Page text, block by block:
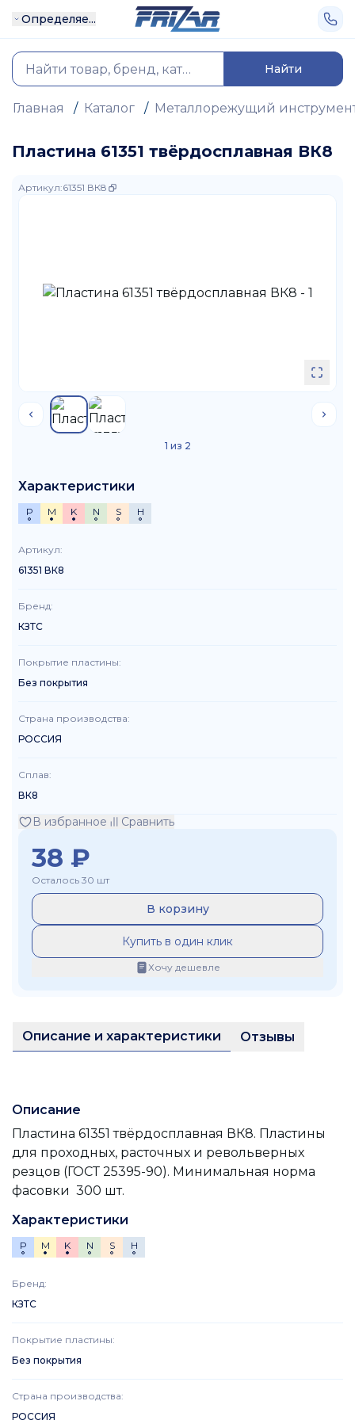
Определяе...
Найти
Главная / Каталог / Металлорежущий
Пластина 61351 твёрдосплавная ВК8
Артикул:61351 ВК8
1 из 2
Характеристики
P M K N S H
Артикул:
61351 ВК8
Бренд:
КЗТС
Покрытие пластины:
Без покрытия
Страна производства:
РОССИЯ
Сплав:
ВК8
В избранное Сравнить
38 ₽
Осталось 30 шт
В корзину
Купить в один клик
Хочу дешевле
Описание и характеристики Отзывы
Описание
Пластина 61351 твёрдосплавная ВК8. Пластины
для проходных, расточных и револьверных
резцов (ГОСТ 25395-90). Минимальная норма
фасовки 300 шт.
Характеристики
P M K N S H
Бренд:
КЗТС
Покрытие пластины:
Без покрытия
Страна производства:
РОССИЯ